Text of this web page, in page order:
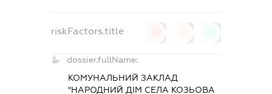
riskFactors.title
dossier.fullName:
КОМУНАЛЬНИЙ ЗАКЛАД
"НАРОДНИЙ ДІМ СЕЛА КОЗЬОВА